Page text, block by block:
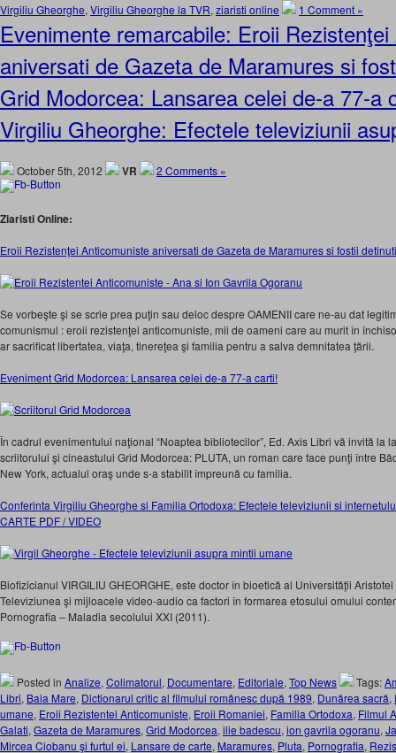
Virgiliu Gheorghe, Virgiliu Gheorghe la TVR, ziaristi online 1 Comment »
Evenimente remarcabile: Eroii
aniversati de Gazeta de Maramures si
Grid Modorcea: Lansarea celei de-a 77-a
Virgiliu Gheorghe: Efectele televiziunii
October 5th, 2012 VR 2 Comments »
Ziaristi Online:
Eroii Rezistenţei Anticomuniste aniversati de Gazeta de Maramures si fostii
Se vorbeşte şi se scrie prea puţin sau deloc despre OAMENII care ne-au dat
comunismul : eroii rezistenţei anticomuniste, mii de oameni care au murit în
ar sacrificat libertatea, viaţa, tinereţea şi familia pentru a salva demnitatea ţării.
Eveniment Grid Modorcea: Lansarea celei de-a 77-a carti!
În cadrul evenimentului naţional “Noaptea bibliotecilor”, Ed. Axis Libri vă invită la
scriitorului şi cineastului Grid Modorcea: PLUTA, un roman care face punţi între
New York, actualul oraş unde s-a stabilit împreună cu familia.
Conferinta Virgiliu Gheorghe si Familia Ortodoxa: Efectele televiziunii si
CARTE PDF / VIDEO
Biofizicianul VIRGILIU GHEORGHE, este doctor în bioetică al Universităţii
Televiziunea şi mijloacele video-audio ca factori în formarea etosului omului
Pornografia – Maladia secolului XXI (2011).
Posted in Analize, Colimatorul, Documentare, Editoriale, Top News Tags:
Libri, Baia Mare, Dictionarul critic al filmului românesc după 1989, Dunărea sacră,
umane, Eroii Rezistentei Anticomuniste, Eroii Romaniei, Familia Ortodoxa, Filmul
Galati, Gazeta de Maramures, Grid Modorcea, ilie badescu, ion gavrila ogoranu,
Mircea Ciobanu şi furtul ei, Lansare de carte, Maramures, Pluta, Pornografia,